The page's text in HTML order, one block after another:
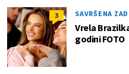
3 SAVRŠENA
Vrela
godini FOTO